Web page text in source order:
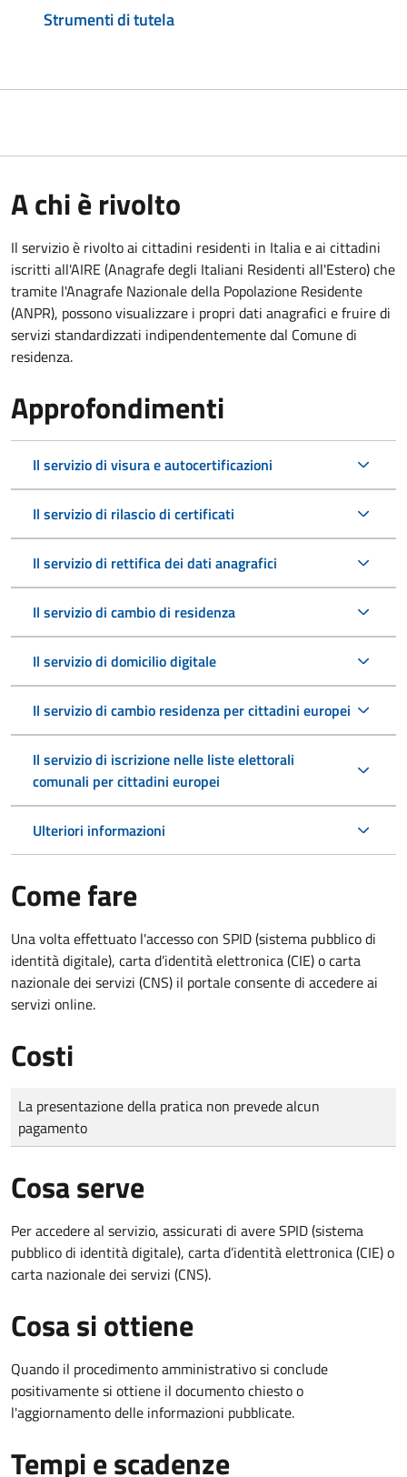
Strumenti di tutela
A chi è rivolto
Il servizio è rivolto ai cittadini residenti in Italia e ai cittadini
iscritti all'AIRE (Anagrafe degli Italiani Residenti all'Estero) che
tramite l'Anagrafe Nazionale della Popolazione Residente
(ANPR), possono visualizzare i propri dati anagrafici e fruire di
servizi standardizzati indipendentemente dal Comune di
residenza.
Approfondimenti
Il servizio di visura e autocertificazioni
Il servizio di rilascio di certificati
Il servizio di rettifica dei dati anagrafici
Il servizio di cambio di residenza
Il servizio di domicilio digitale
Il servizio di cambio residenza per cittadini europei
Il servizio di iscrizione nelle liste elettorali
comunali per cittadini europei
Ulteriori informazioni
Come fare
Una volta effettuato l'accesso con SPID (sistema pubblico di
identità digitale), carta d’identità elettronica (CIE) o carta
nazionale dei servizi (CNS) il portale consente di accedere ai
servizi online.
Costi
Tipo di pagamento
Importo
La presentazione della pratica non prevede alcun
pagamento
Cosa serve
Per accedere al servizio, assicurati di avere SPID (sistema
pubblico di identità digitale), carta d’identità elettronica (CIE) o
carta nazionale dei servizi (CNS).
Cosa si ottiene
Quando il procedimento amministrativo si conclude
positivamente si ottiene il documento chiesto o
l'aggiornamento delle informazioni pubblicate.
Tempi e scadenze